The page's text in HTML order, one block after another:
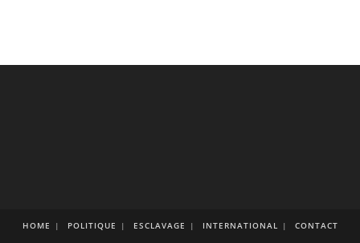
HOME POLITIQUE ESCLAVAGE INTERNATIONAL CONTACT